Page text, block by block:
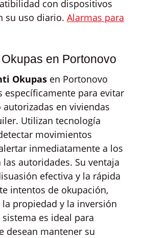
con dispositivos
su uso diario. Alarmas para
en Portonovo
Okupas en Portonovo
específicamente para evitar
en viviendas
Utilizan tecnología
movimientos
inmediatamente a los
autoridades. Su ventaja
efectiva y la rápida
intentos de okupación,
propiedad y la inversión
es ideal para
desean mantener su